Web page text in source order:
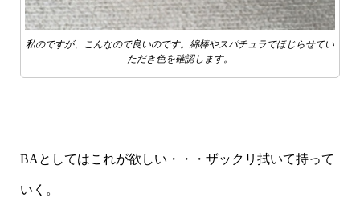
私のですが、こんなので良いのです。綿棒やスパチュラでほじらせてい
ただき色を確認します。
BAとしてはこれが欲しい・・・ザックリ拭いて持って
いく。